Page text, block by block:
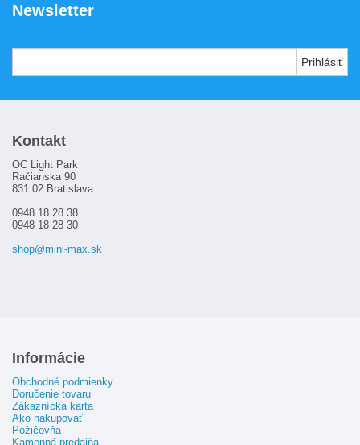
Domov
Požičovňa
Kamenná predajňa
Newsletter
Kontakt
OC Light Park
Račianska 90
831 02 Bratislava
0948 18 28 38
0948 18 28 30
shop@mini-max.sk
Informácie
Obchodné podmienky
Doručenie tovaru
Zákaznícka karta
Ako nakupovať
Požičovňa
Kamenná predajňa